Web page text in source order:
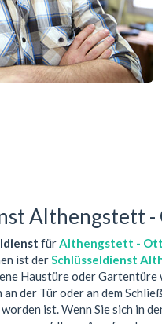
Althengstett
fürAlthengstett -
ist derSchlüsseldienst
Haustüre oder
der Tür oder an dem
ist. Wenn Sie sich in